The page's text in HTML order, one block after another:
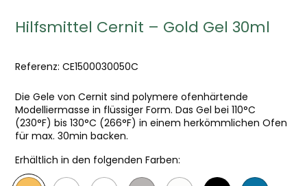
Hilfsmittel Cernit – Gold Gel 30ml
Referenz: CE1500030050C
Die Gele von Cernit sind polymere ofenhärtende
Modelliermasse in flüssiger Form. Das Gel bei 110°C
(230°F) bis 130°C (266°F) in einem herkömmlichen Ofen
für max. 30min backen.
Erhältlich in den folgenden Farben: